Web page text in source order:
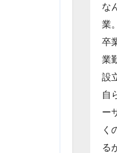
な
業。
卒
業
設
自
ー
く
る